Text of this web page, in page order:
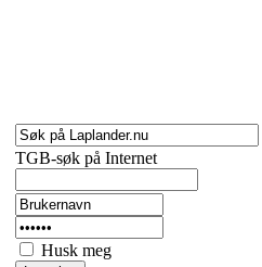
TGB-søk på Internet
Husk meg